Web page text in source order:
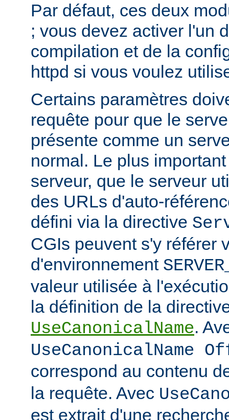
Par défaut, ces deux
; vous devez activer l'un
compilation et de la
httpd si vous voulez
Certains paramètres
requête pour que le
présente comme un
normal. Le plus
serveur, que le serveur
des URLs d'auto-
défini via la directive
CGIs peuvent s'y référer
d'environnement
valeur utilisée à
la définition de la
UseCanonicalName.
UseCanonicalName
correspond au contenu
la requête. Avec
est extrait d'une